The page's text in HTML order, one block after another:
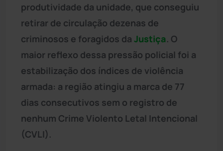
produtividade da unidade, que conseguiu
retirar de circulação dezenas de
criminosos e foragidos da Justiça. O
maior reflexo dessa pressão policial foi a
estabilização dos índices de violência
armada: a região atingiu a marca de 77
dias consecutivos sem o registro de
nenhum Crime Violento Letal Intencional
(CVLI).